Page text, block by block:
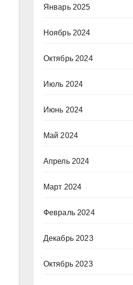
Январь 2025
Ноябрь 2024
Октябрь 2024
Июль 2024
Июнь 2024
Май 2024
Апрель 2024
Март 2024
Февраль 2024
Декабрь 2023
Октябрь 2023